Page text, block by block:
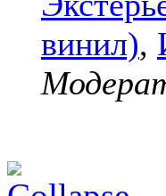
винил),